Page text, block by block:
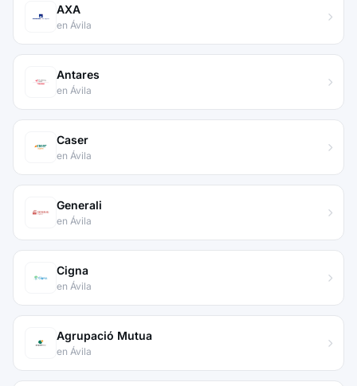
AXA
en Ávila
Antares
en Ávila
Caser
en Ávila
Generali
en Ávila
Cigna
en Ávila
Agrupació Mutua
en Ávila